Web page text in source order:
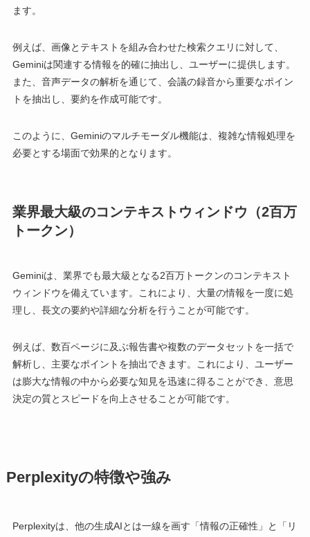
ます。
例えば、画像とテキストを組み合わせた検索クエリに対して、
Geminiは関連する情報を的確に抽出し、ユーザーに提供します。
また、音声データの解析を通じて、会議の録音から重要なポイン
トを抽出し、要約を作成可能です。
このように、Geminiのマルチモーダル機能は、複雑な情報処理を
必要とする場面で効果的となります。
業界最大級のコンテキストウィンドウ（2百万
トークン）
Geminiは、業界でも最大級となる2百万トークンのコンテキスト
ウィンドウを備えています。これにより、大量の情報を一度に処
理し、長文の要約や詳細な分析を行うことが可能です。
例えば、数百ページに及ぶ報告書や複数のデータセットを一括で
解析し、主要なポイントを抽出できます。これにより、ユーザー
は膨大な情報の中から必要な知見を迅速に得ることができ、意思
決定の質とスピードを向上させることが可能です。
Perplexityの特徴や強み
Perplexityは、他の生成AIとは一線を画す「情報の正確性」と「リ